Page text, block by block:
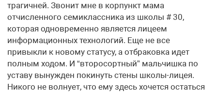
трагичней. Звонит мне в корпункт мама
отчисленного семиклассника из школы # 30,
которая одновременно является лицеем
информационных технологий. Еще не все
привыкли к новому статусу, а отбраковка идет
полным ходом. И “второсортный” мальчишка по
уставу вынужден покинуть стены школы-лицея.
Никого не волнует, что ему здесь хочется остаться